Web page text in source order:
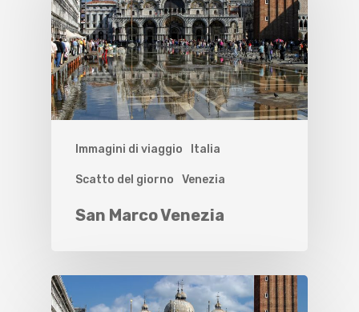
Immagini di viaggio Italia
Scatto del giorno Venezia
San Marco Venezia